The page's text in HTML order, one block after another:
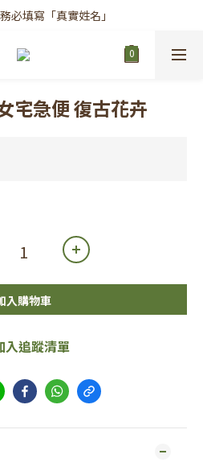
必填寫「真實姓名」
必填寫「真實姓名」
｜會員滿千免運日
宅急便 復古花卉
入購物車
入追蹤清單